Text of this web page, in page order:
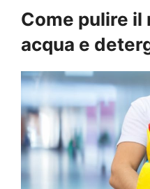
Come pulire il
acqua e